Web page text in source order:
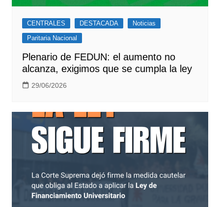
CENTRALES DESTACADA
Noticias
Paritaria Nacional
Plenario de FEDUN: el aumento no
alcanza, exigimos que se cumpla la ley
29/06/2026